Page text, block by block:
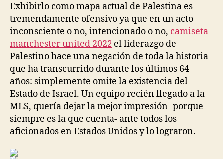
Exhibirlo como mapa actual de Palestina es
tremendamente ofensivo ya que en un acto
inconsciente o no, intencionado o no, camiseta
manchester united 2022 el liderazgo de
Palestino hace una negación de toda la historia
que ha transcurrido durante los últimos 64
años: simplemente omite la existencia del
Estado de Israel. Un equipo recién llegado a la
MLS, quería dejar la mejor impresión -porque
siempre es la que cuenta- ante todos los
aficionados en Estados Unidos y lo lograron.